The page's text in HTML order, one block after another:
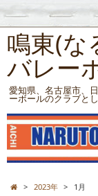
鳴東(な
バレー
愛知県、名古屋市、
ーボールのクラブと
> 2023年 > 1月